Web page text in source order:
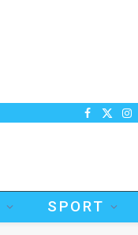
Facebook
X
SPORT